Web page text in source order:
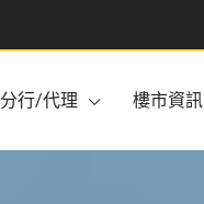
分行/代理 樓市資訊